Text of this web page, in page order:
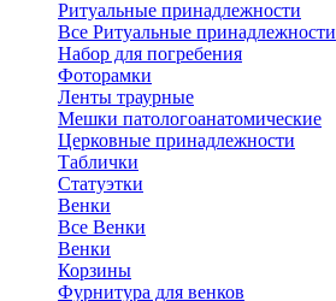
Ритуальные принадлежности
Все Ритуальные принадлежности
Набор для погребения
Фоторамки
Ленты траурные
Мешки патологоанатомические
Церковные принадлежности
Таблички
Статуэтки
Венки
Все Венки
Венки
Корзины
Фурнитура для венков